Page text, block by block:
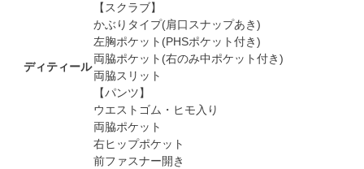
ディティール
【スクラブ】
かぶりタイプ(肩口スナップあき)
左胸ポケット(PHSポケット付き)
両脇ポケット(右のみ中ポケット付き)
両脇スリット
【パンツ】
ウエストゴム・ヒモ入り
両脇ポケット
右ヒップポケット
前ファスナー開き